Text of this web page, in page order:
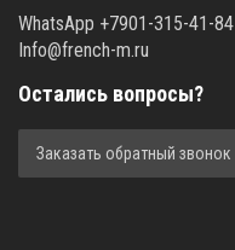
WhatsApp +7901-315-41-84
Info@french-m.ru
Остались вопросы?
Заказать обратный звонок